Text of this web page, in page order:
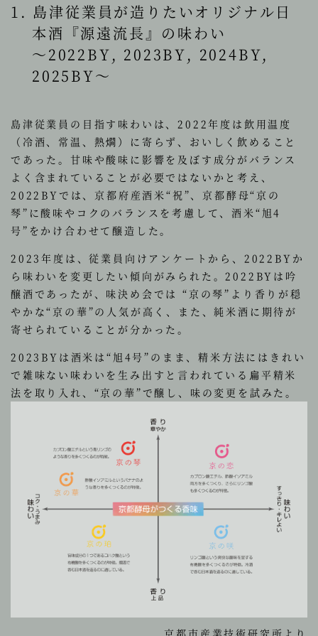
1. 島津従業員が造りたいオリジナル日
本酒『源遠流長』の味わい
～2022BY, 2023BY, 2024BY,
2025BY～
島津従業員の目指す味わいは、2022年度は飲用温度
（冷酒、常温、熱燗）に寄らず、おいしく飲めること
であった。甘味や酸味に影響を及ぼす成分がバランス
よく含まれていることが必要ではないかと考え、
2022BYでは、京都府産酒米“祝”、京都酵母“京の
琴”に酸味やコクのバランスを考慮して、酒米“旭4
号”をかけ合わせて醸造した。
2023年度は、従業員向けアンケートから、2022BYか
ら味わいを変更したい傾向がみられた。2022BYは吟
醸酒であったが、味決め会では “京の琴”より香りが穏
やかな“京の華”の人気が高く、また、純米酒に期待が
寄せられていることが分かった。
2023BYは酒米は“旭4号”のまま、精米方法にはきれい
で雑味ない味わいを生み出すと言われている扁平精米
法を取り入れ、“京の華”で醸し、味の変更を試みた。